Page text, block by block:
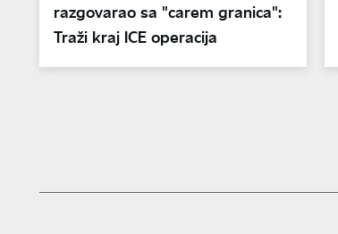
razgovarao sa "carem granica":
Traži kraj ICE operacija